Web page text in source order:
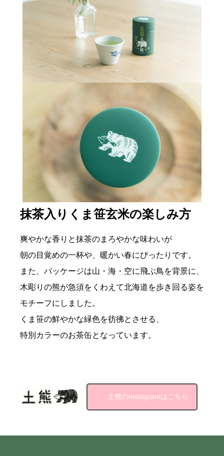
抹茶入りくま笹玄米の楽しみ方
爽やかな香りと抹茶のまろやかな味わいが
朝の目覚めの一杯や、暖かい春にぴったりです。
また、パッケージは山・海・空に飛ぶ鳥を背景に、
木彫りの熊が急須をくわえて北海道を歩き回る姿を
モチーフにしました。
くま笹の鮮やかな緑色を彷彿とさせる、
特別カラーのお茶缶となっています。
土熊のInstagramはこちら